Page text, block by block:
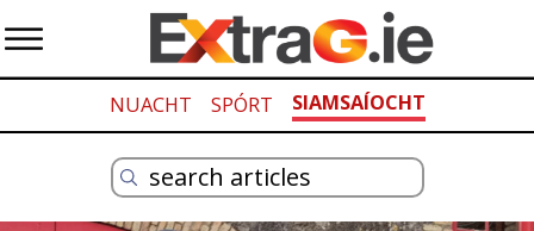
NUACHT SPÓRT SIAMSAÍOCHT